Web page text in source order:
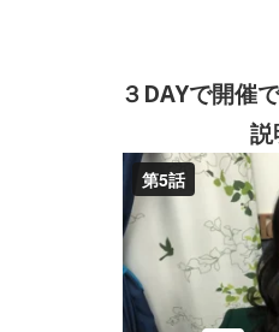
３DAYで開催
説